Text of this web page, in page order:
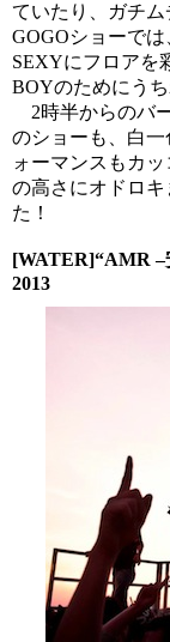
ていたり、ガチ
GOGOショーで
SEXYにフロアを
BOYのためにう
2時半からのバ
のショーも、白
ォーマンスもカ
の高さにオドロ
た！
[WATER]“AMR –
2013